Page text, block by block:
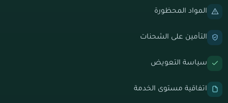
المواد المحظورة
التأمين على الشحنات
سياسة التعويض
اتفاقية مستوى الخدمة